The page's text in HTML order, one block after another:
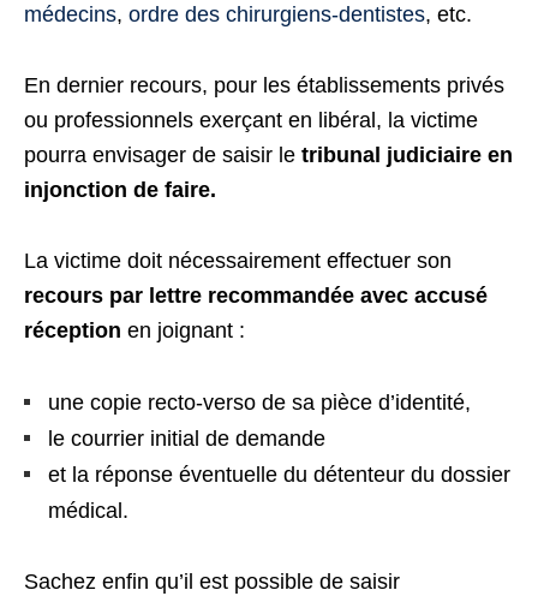
médecins, ordre des chirurgiens-dentistes, etc.
En dernier recours, pour les établissements privés
ou professionnels exerçant en libéral, la victime
pourra envisager de saisir le tribunal judiciaire en
injonction de faire.
La victime doit nécessairement effectuer son
recours par lettre recommandée avec accusé
réception en joignant :
une copie recto-verso de sa pièce d’identité,
le courrier initial de demande
et la réponse éventuelle du détenteur du dossier
médical.
Sachez enfin qu’il est possible de saisir